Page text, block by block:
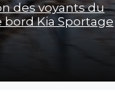
des voyants du
Kia Sportage